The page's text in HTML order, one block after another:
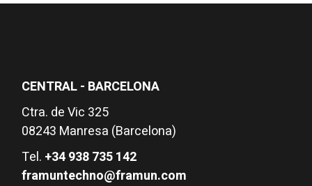
CENTRAL - BARCELONA
Ctra. de Vic 325
08243 Manresa (Barcelona)
Tel. +34 938 735 142
framuntechno@framun.com